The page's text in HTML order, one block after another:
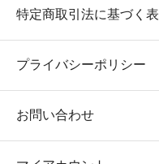
特定商取引法に基づく
プライバシーポリシー
お問い合わせ